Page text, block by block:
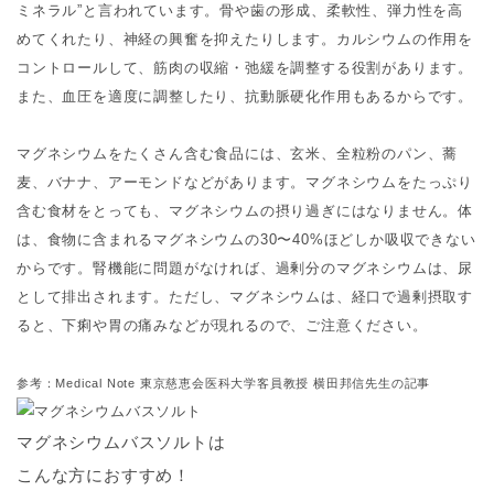
ミネラル”と言われています。骨や歯の形成、柔軟性、弾力性を高
めてくれたり、神経の興奮を抑えたりします。カルシウムの作用を
コントロールして、筋肉の収縮・弛緩を調整する役割があります。
また、血圧を適度に調整したり、抗動脈硬化作用もあるからです。
マグネシウムをたくさん含む食品には、玄米、全粒粉のパン、蕎
麦、バナナ、アーモンドなどがあります。マグネシウムをたっぷり
含む食材をとっても、マグネシウムの摂り過ぎにはなりません。体
は、食物に含まれるマグネシウムの30〜40%ほどしか吸収できない
からです。腎機能に問題がなければ、過剰分のマグネシウムは、尿
として排出されます。ただし、マグネシウムは、経口で過剰摂取す
ると、下痢や胃の痛みなどが現れるので、ご注意ください。
参考：Medical Note 東京慈恵会医科大学客員教授 横田邦信先生の記事
マグネシウムバスソルトは
こんな方におすすめ！